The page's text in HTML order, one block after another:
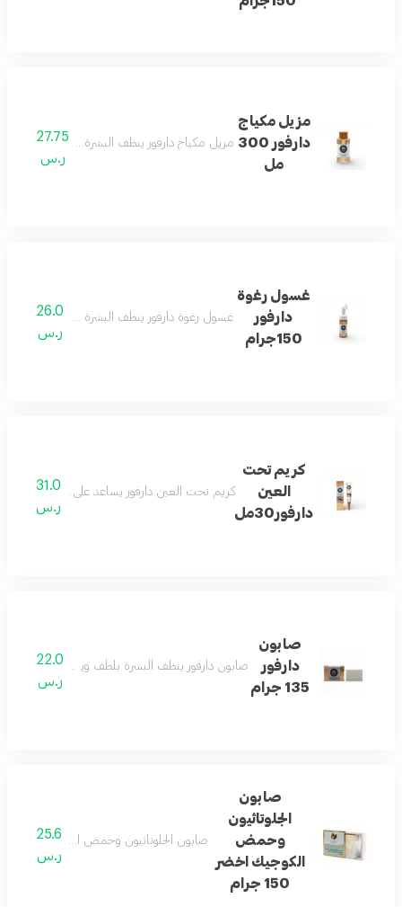
مزيل مكياج
دارفور 300
مل
مزيل مكياج دارفور ينظف البشرة بلطف ويزيل بقايا
27.75
ر.س
غسول رغوة
دارفور
150جرام
غسول رغوة دارفور ينظف البشرة بعمق ويمنحها
26.0
ر.س
كريم تحت
العين
دارفور30مل
كريم تحت العين دارفور يساعد على ترطيب
31.0
ر.س
صابون
دارفور
135 جرام
صابون دارفور ينظف البشرة بلطف ويساعد على الحفاظ
22.0
ر.س
صابون
الجلوتاثيون
وحمض
الكوجيك اخضر
150 جرام
صابون الجلوتاثيون وحمض الكوجيك ينظف
25.6
ر.س